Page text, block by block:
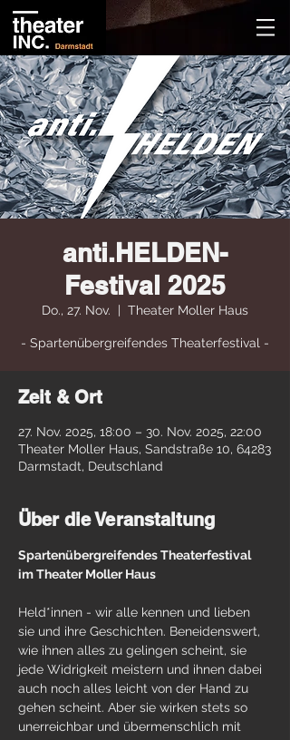
anti.HELDEN-
Festival 2025
Do., 27. Nov.
  |
Theater Moller Haus
- Spartenübergreifendes Theaterfestival -
Zeit & Ort
27. Nov. 2025, 18:00 – 30. Nov. 2025, 22:00
Theater Moller Haus, Sandstraße 10, 64283
Darmstadt, Deutschland
Über die Veranstaltung
Spartenübergreifendes Theaterfestival
im Theater Moller Haus
Held*innen - wir alle kennen und lieben
sie und ihre Geschichten. Beneidenswert,
wie ihnen alles zu gelingen scheint, sie
jede Widrigkeit meistern und ihnen dabei
auch noch alles leicht von der Hand zu
gehen scheint. Aber sie wirken stets so
unerreichbar und übermenschlich mit